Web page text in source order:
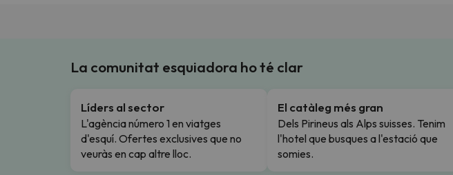
La comunitat esquiadora ho té clar
Líders al sector
L'agència número 1 en viatges
d'esquí. Ofertes exclusives que no
veuràs en cap altre lloc.
El catàleg més gran
Dels Pirineus als Alps suisses. Tenim
l'hotel que busques a l'estació que
somies.